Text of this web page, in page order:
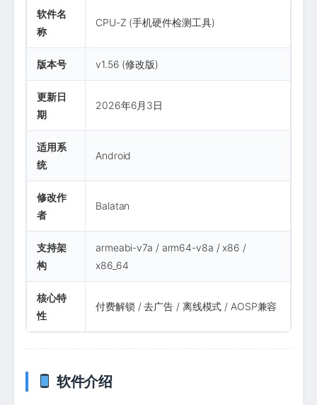
软件名
称
CPU-Z (手机硬件检测工具)
版本号 v1.56 (修改版)
更新日
期
2026年6月3日
适用系
统
Android
修改作
者
Balatan
支持架
构
armeabi-v7a / arm64-v8a / x86 /
x86_64
核心特
性
付费解锁 / 去广告 / 离线模式 / AOSP兼容
软件介绍